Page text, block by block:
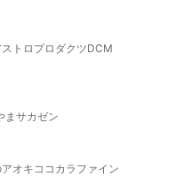
ストロプロダクツDCM
ま サカゼン
オキ ココカラファイン